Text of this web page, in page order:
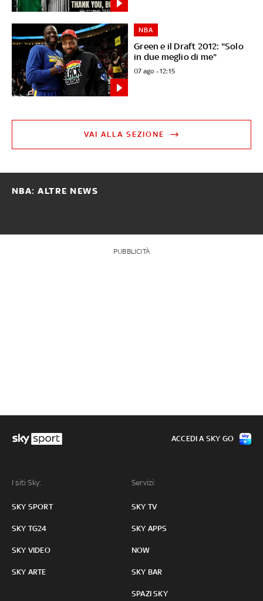
Green e il Draft 2012: "Solo
in due meglio di me"
NBA
07 ago - 12:15
VAI ALLA SEZIONE
NBA: ALTRE NEWS
PUBBLICITÀ
I siti Sky:
SKY SPORT
SKY TG24
SKY VIDEO
SKY ARTE
Servizi:
SKY TV
SKY APPS
NOW
SKY BAR
SPAZI SKY
ACCEDI A SKY GO